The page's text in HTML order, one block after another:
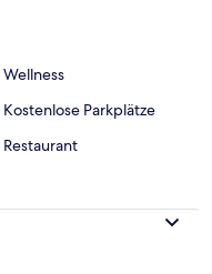
Wellness
Kostenlose Parkplätze
Restaurant